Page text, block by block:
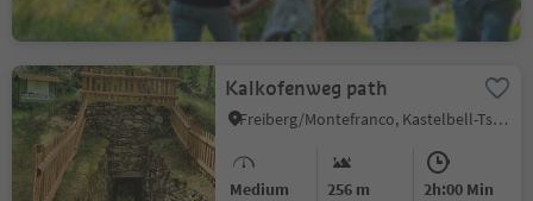
Obtížnost Převýšení doba trvání
Kalkofenweg path
Freiberg/Montefranco, Kastelbell-Tschars/Castelbello-Ciardes, Vinschgau/Val Venosta
Medium 256 m 2h:00 Min